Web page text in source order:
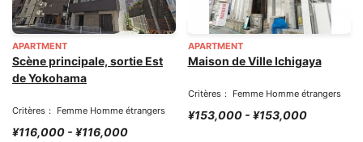
APARTMENT
Scène principale, sortie Est
de Yokohama
Critères： Femme Homme étrangers
¥116,000 - ¥116,000
APARTMENT
Maison de Ville Ichigaya
Critères： Femme Homme étrangers
¥153,000 - ¥153,000